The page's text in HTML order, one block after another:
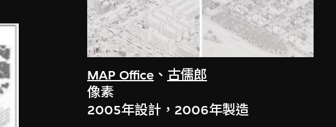
MAP Office 、 古儒郎
像素
2005年設計，2006年製造